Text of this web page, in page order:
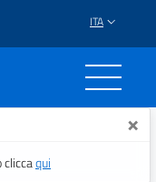
ITA
×
cliccaqui